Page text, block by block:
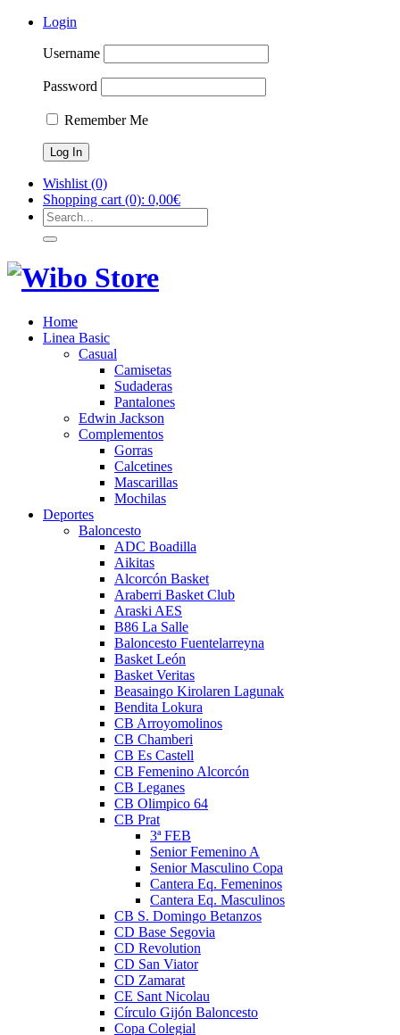
Login
Username
Password
Remember Me
Wishlist (0)
Shopping cart (0): 0,00€
Home
Linea Basic
Casual
Camisetas
Sudaderas
Pantalones
Edwin Jackson
Complementos
Gorras
Calcetines
Mascarillas
Mochilas
Deportes
Baloncesto
ADC Boadilla
Aikitas
Alcorcón Basket
Araberri Basket Club
Araski AES
B86 La Salle
Baloncesto Fuentelarreyna
Basket León
Basket Veritas
Beasaingo Kirolaren Lagunak
Bendita Lokura
CB Arroyomolinos
CB Chamberi
CB Es Castell
CB Femenino Alcorcón
CB Leganes
CB Olimpico 64
CB Prat
3ª FEB
Senior Femenino A
Senior Masculino Copa
Cantera Eq. Femeninos
Cantera Eq. Masculinos
CB S. Domingo Betanzos
CD Base Segovia
CD Revolution
CD San Viator
CD Zamarat
CE Sant Nicolau
Círculo Gijón Baloncesto
Copa Colegial